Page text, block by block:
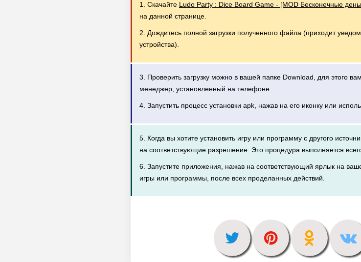
1. Скачайте Ludo Party : Dice Board Game - [MOD Бесконечные
на данной странице.
2. Дождитесь полной загрузки полученного файла (приходит
устройства).
3. Проверить загрузку можно в вашей папке Download, для этого
менеджер, установленный на телефоне.
4. Запустить процесс установки apk, нажав на его иконку или
5. Когда вы хотите установить игру или программу с другого
на соответствующие разрешение. Это процедура выполняется
6. Запустите приложения, нажав на соответствующий ярлык на
игры или программы, после всех проделанных действий.